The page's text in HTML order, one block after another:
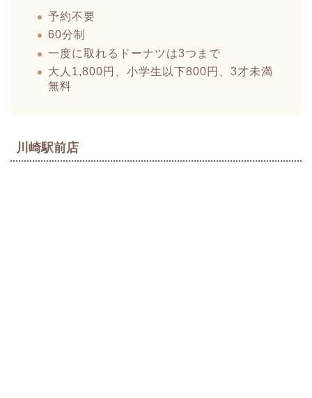
予約不要
60分制
一度に取れるドーナツは3つまで
大人1,800円、小学生以下800円、3才未満
無料
川崎駅前店